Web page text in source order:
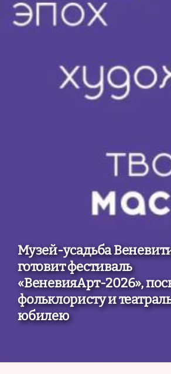
Музей-усадьба
готовит фестиваль
«ВеневияАрт-2026»,
фольклористу и
юбилею